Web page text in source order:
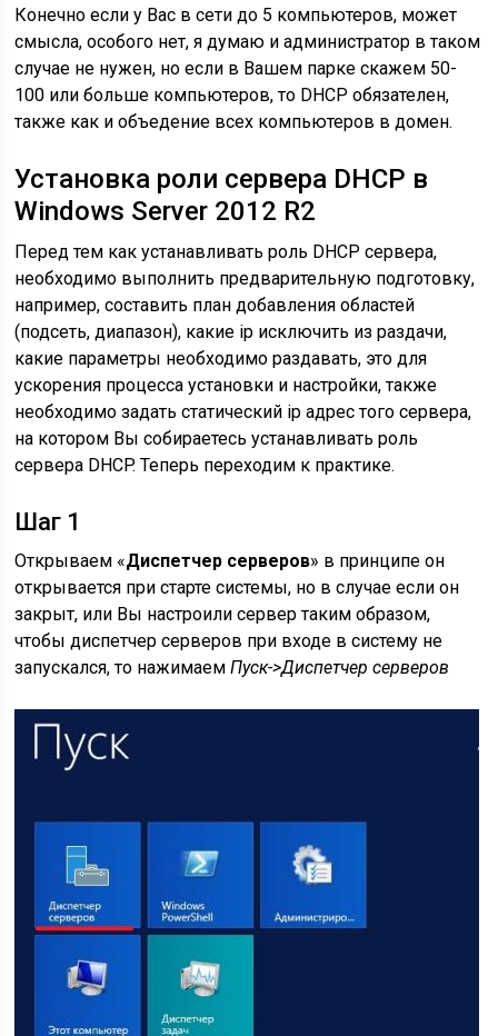
Конечно если у Вас в сети до 5 компьютеров, может
смысла, особого нет, я думаю и администратор в таком
случае не нужен, но если в Вашем парке скажем 50-
100 или больше компьютеров, то DHCP обязателен,
также как и объедение всех компьютеров в домен.
Установка роли сервера DHCP в
Windows Server 2012 R2
Перед тем как устанавливать роль DHCP сервера,
необходимо выполнить предварительную подготовку,
например, составить план добавления областей
(подсеть, диапазон), какие ip исключить из раздачи,
какие параметры необходимо раздавать, это для
ускорения процесса установки и настройки, также
необходимо задать статический ip адрес того сервера,
на котором Вы собираетесь устанавливать роль
сервера DHCP. Теперь переходим к практике.
Шаг 1
Открываем «Диспетчер серверов» в принципе он
открывается при старте системы, но в случае если он
закрыт, или Вы настроили сервер таким образом,
чтобы диспетчер серверов при входе в систему не
запускался, то нажимаемПуск->Диспетчер серверов